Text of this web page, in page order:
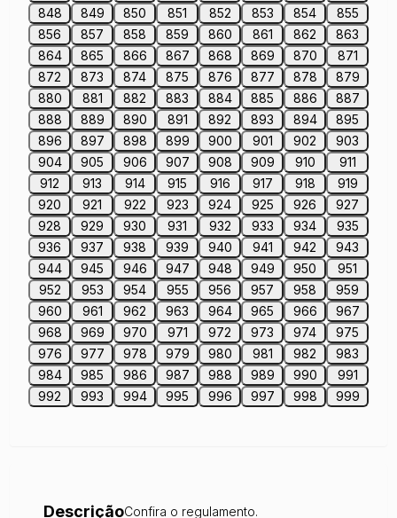
848
849 850 851 852 853 854
855
856
857 858 859 860 861 862
863
864
865 866 867 868 869 870
871
872
873 874 875 876 877 878
879
880
881 882 883 884 885 886
887
888
889 890 891 892 893 894
895
896
897 898 899 900 901 902
903
904
905 906 907 908 909 910
911
912
913 914 915 916 917 918
919
920
921 922 923 924 925 926
927
928
929 930 931 932 933 934
935
936
937 938 939 940 941 942
943
944
945 946 947 948 949 950
951
952
953 954 955 956 957 958
959
960
961 962 963 964 965 966
967
968
969 970 971 972 973 974
975
976
977 978 979 980 981 982
983
984
985 986 987 988 989 990
991
992
993 994 995 996 997 998 999
DescriçãoConfira o regulamento.